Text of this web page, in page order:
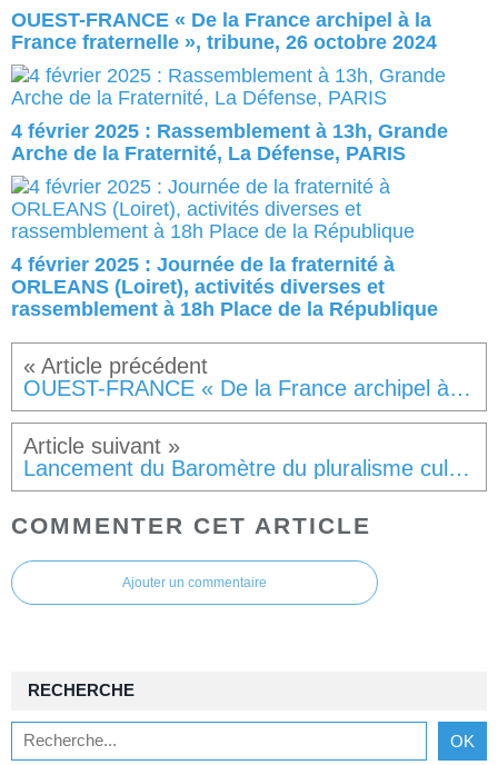
OUEST-FRANCE « De la France archipel à la
France fraternelle », tribune, 26 octobre 2024
4 février 2025 : Rassemblement à 13h, Grande
Arche de la Fraternité, La Défense, PARIS
4 février 2025 : Journée de la fraternité à
ORLEANS (Loiret), activités diverses et
rassemblement à 18h Place de la République
OUEST-FRANCE « De la France archipel à la France fraternelle », tribune, 26 octobre 2024
Lancement du Baromètre du pluralisme culturel et religieux par Observatoire Pharos, Le 25 novembre 2024, de 16h à 18h
COMMENTER CET ARTICLE
Ajouter un commentaire
RECHERCHE